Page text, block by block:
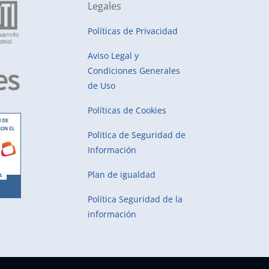
Legales
Políticas de Privacidad
Aviso Legal y
Condiciones Generales
de Uso
Políticas de Cookies
Politica de Seguridad de
Información
Plan de igualdad
Política Seguridad de la
información